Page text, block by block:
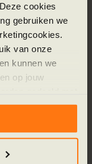
cookies
gebruiken we
van onze
kunnen we
op jouw
Kies ‘Alleen
toe te
om
Dat leidt